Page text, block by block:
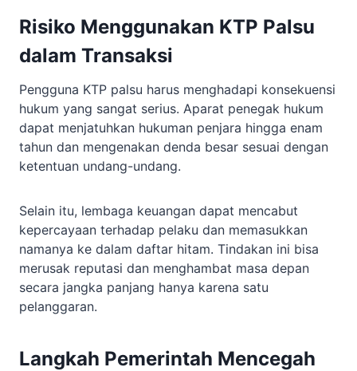
Risiko Menggunakan KTP Palsu
dalam Transaksi
Pengguna KTP palsu harus menghadapi konsekuensi
hukum yang sangat serius. Aparat penegak hukum
dapat menjatuhkan hukuman penjara hingga enam
tahun dan mengenakan denda besar sesuai dengan
ketentuan undang-undang.
Selain itu, lembaga keuangan dapat mencabut
kepercayaan terhadap pelaku dan memasukkan
namanya ke dalam daftar hitam. Tindakan ini bisa
merusak reputasi dan menghambat masa depan
secara jangka panjang hanya karena satu
pelanggaran.
Langkah Pemerintah Mencegah